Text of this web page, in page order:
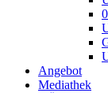
Angebot
Mediathek